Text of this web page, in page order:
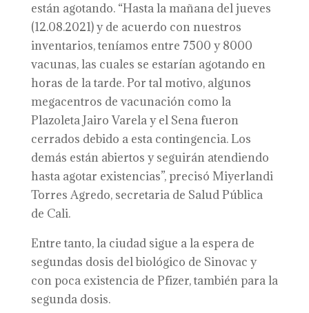
están agotando. “Hasta la mañana del jueves
(12.08.2021) y de acuerdo con nuestros
inventarios, teníamos entre 7500 y 8000
vacunas, las cuales se estarían agotando en
horas de la tarde. Por tal motivo, algunos
megacentros de vacunación como la
Plazoleta Jairo Varela y el Sena fueron
cerrados debido a esta contingencia. Los
demás están abiertos y seguirán atendiendo
hasta agotar existencias”, precisó Miyerlandi
Torres Agredo, secretaria de Salud Pública
de Cali.
Entre tanto, la ciudad sigue a la espera de
segundas dosis del biológico de Sinovac y
con poca existencia de Pfizer, también para la
segunda dosis.